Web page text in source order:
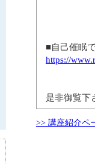
■自己催眠
https://
是非御覧下
>> 講座紹介ペ